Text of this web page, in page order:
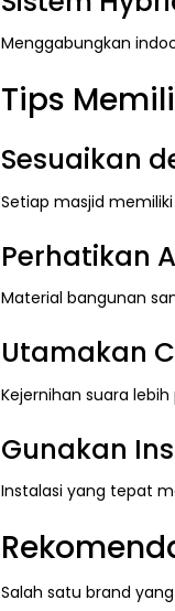
Menggabungkan
Tips
Sesuaikan
Setiap masjid
Perhatikan
Material bangunan
Utamakan
Kejernihan suara
Gunakan
Instalasi yang tepat
Salah satu brand